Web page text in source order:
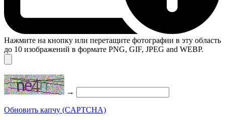
Нажмите на кнопку или перетащите фотографии в эту область
до 10 изображений в формате PNG, GIF, JPEG and WEBP.
→
Обновить капчу (CAPTCHA)